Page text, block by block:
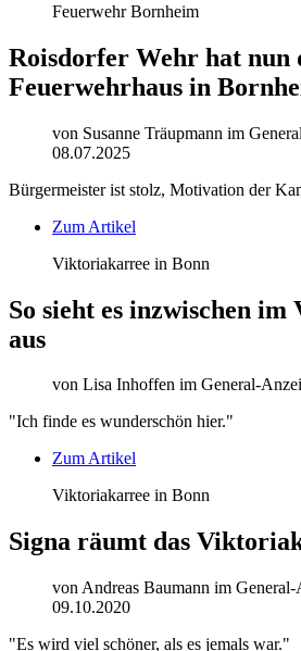
Feuerwehr Bornheim
Roisdorfer Wehr hat nun
Feuerwehrhaus in
von Susanne Träupmann im
08.07.2025
Bürgermeister ist stolz, Motivation der
Zum Artikel
Viktoriakarree in Bonn
So sieht es inzwischen
aus
von Lisa Inhoffen im General-
"Ich finde es wunderschön hier."
Zum Artikel
Viktoriakarree in Bonn
Signa räumt das
von Andreas Baumann im
09.10.2020
"Es wird viel schöner, als es jemals war."